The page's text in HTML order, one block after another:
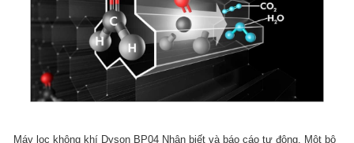
Máy lọc không khí Dyson BP04 Nhận biết và báo cáo tự động. Một bộ